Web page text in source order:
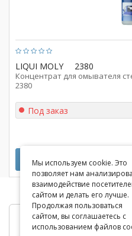
LIQUI MOLY 2380
Концентрат для омывателя
2380
Под заказ
Мы используем cookie. Это
позволяет нам
взаимодействие
сайтом и делать его лучше.
Продолжая пользоваться
сайтом, вы соглашаетесь с
использованием файлов